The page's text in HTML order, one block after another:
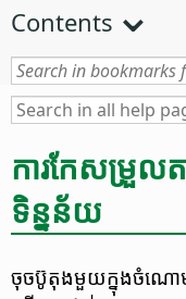
Contents
ការ​​កែសម្រួល​
ទិន្នន័យ
ចុច​ប៊ូតុង​មួយ​ក្នុង​ចំណោម​